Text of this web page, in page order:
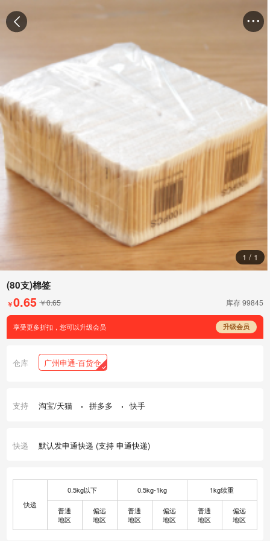
 
1 / 1
(80支)棉签
￥0.65 ￥0.65 库存99845
享受更多折扣，您可以升级会员 升级会员
仓库 广州申通-百货仓
支持 淘宝/天猫 拼多多 快手
快递 默认发申通快递 (支持 申通快递)
快递
0.5kg以下 0.5kg-1kg 1kg续重
普通
地区
偏远
地区
普通
地区
偏远
地区
普通
地区
偏远
地区